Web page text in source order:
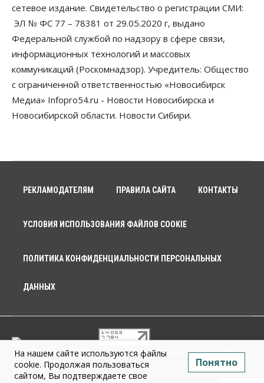
сетевое издание. Свидетельство о регистрации СМИ:
ЭЛ № ФС 77 – 78381 от 29.05.2020 г, выдано
Федеральной службой по надзору в сфере связи,
информационных технологий и массовых
коммуникаций (Роскомнадзор). Учредитель: Общество
с ограниченной ответственностью «Новосибирск
Медиа» Infopro54.ru - Новости Новосибирска и
Новосибирской области. Новости Сибири.
РЕКЛАМОДАТЕЛЯМ ПРАВИЛА САЙТА КОНТАКТЫ
УСЛОВИЯ ИСПОЛЬЗОВАНИЯ ФАЙЛОВ COOKIE
ПОЛИТИКА КОНФИДЕНЦИАЛЬНОСТИ ПЕРСОНАЛЬНЫХ
ДАННЫХ
© 2026 г. Общество с ограниченной ответственностью «Новосибирск
Медиа» 18+
На нашем сайте используются файлы
cookie. Продолжая пользоваться
сайтом, Вы подтверждаете свое
Понятно